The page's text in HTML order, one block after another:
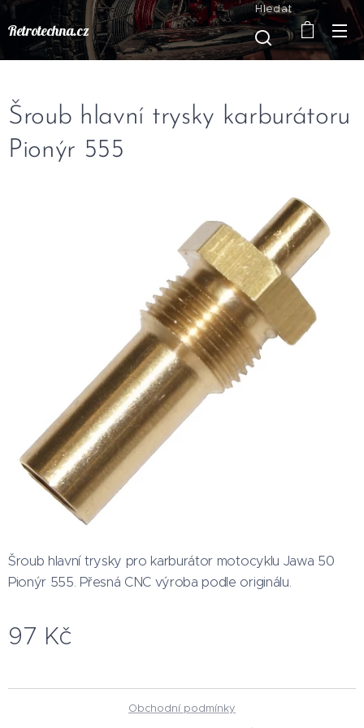
Retrotechna.cz
Hledat
Šroub hlavní trysky karburátoru
Pionýr 555
Šroub hlavní trysky pro karburátor motocyklu Jawa 50
Pionýr 555. Přesná CNC výroba podle originálu.
97 Kč
Obchodní podmínky